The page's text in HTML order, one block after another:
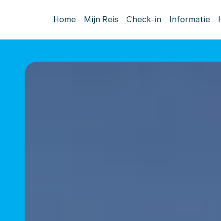
Home Mijn Reis Check-in Informatie